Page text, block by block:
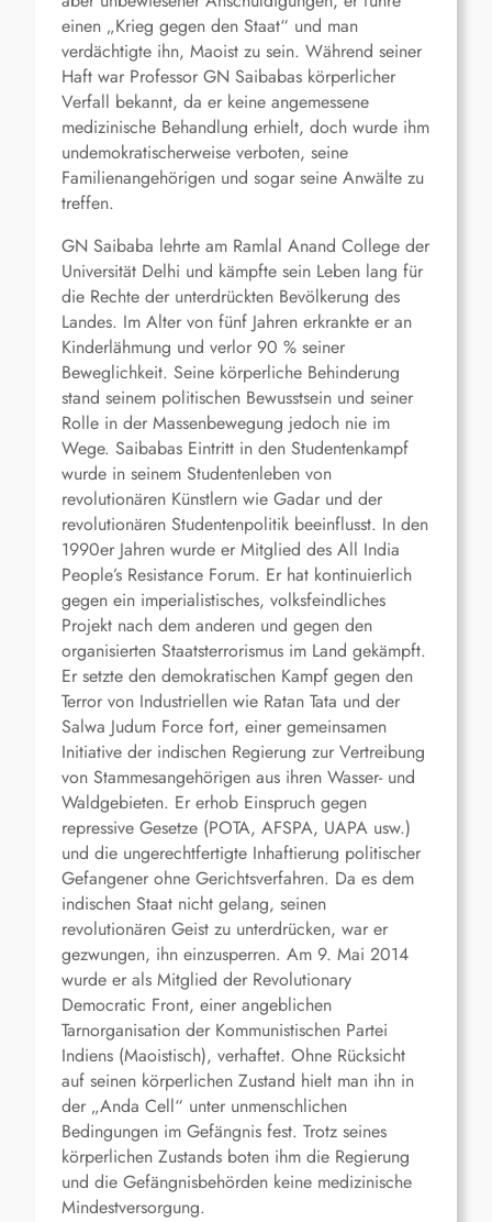
einen „Krieg gegen den Staat“ und man
verdächtigte ihn, Maoist zu sein. Während seiner
Haft war Professor GN Saibabas körperlicher
Verfall bekannt, da er keine angemessene
medizinische Behandlung erhielt, doch wurde ihm
undemokratischerweise verboten, seine
Familienangehörigen und sogar seine Anwälte zu
treffen.
GN Saibaba lehrte am Ramlal Anand College der
Universität Delhi und kämpfte sein Leben lang für
die Rechte der unterdrückten Bevölkerung des
Landes. Im Alter von fünf Jahren erkrankte er an
Kinderlähmung und verlor 90 % seiner
Beweglichkeit. Seine körperliche Behinderung
stand seinem politischen Bewusstsein und seiner
Rolle in der Massenbewegung jedoch nie im
Wege. Saibabas Eintritt in den Studentenkampf
wurde in seinem Studentenleben von
revolutionären Künstlern wie Gadar und der
revolutionären Studentenpolitik beeinflusst. In den
1990er Jahren wurde er Mitglied des All India
People’s Resistance Forum. Er hat kontinuierlich
gegen ein imperialistisches, volksfeindliches
Projekt nach dem anderen und gegen den
organisierten Staatsterrorismus im Land gekämpft.
Er setzte den demokratischen Kampf gegen den
Terror von Industriellen wie Ratan Tata und der
Salwa Judum Force fort, einer gemeinsamen
Initiative der indischen Regierung zur Vertreibung
von Stammesangehörigen aus ihren Wasser- und
Waldgebieten. Er erhob Einspruch gegen
repressive Gesetze (POTA, AFSPA, UAPA usw.)
und die ungerechtfertigte Inhaftierung politischer
Gefangener ohne Gerichtsverfahren. Da es dem
indischen Staat nicht gelang, seinen
revolutionären Geist zu unterdrücken, war er
gezwungen, ihn einzusperren. Am 9. Mai 2014
wurde er als Mitglied der Revolutionary
Democratic Front, einer angeblichen
Tarnorganisation der Kommunistischen Partei
Indiens (Maoistisch), verhaftet. Ohne Rücksicht
auf seinen körperlichen Zustand hielt man ihn in
der „Anda Cell“ unter unmenschlichen
Bedingungen im Gefängnis fest. Trotz seines
körperlichen Zustands boten ihm die Regierung
und die Gefängnisbehörden keine medizinische
Mindestversorgung.